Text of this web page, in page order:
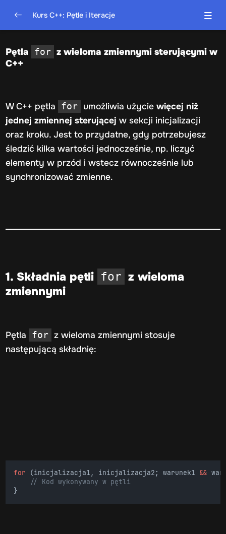
Pętla for – szczegółowe omówienie
Iterowanie po liczbach i tablicach
Pętla for z wieloma zmiennymi sterującymi
Zagnieżdżone pętle for
Pętle for w C++
Praktyczne projekty z wykorzystaniem pętli
Kurs C++: Pętle i Iteracje
Pętla for z wieloma zmiennymi sterującymi w
C++
W C++ pętla for umożliwia użycie więcej niż
jednej zmiennej sterującej w sekcji inicjalizacji
oraz kroku. Jest to przydatne, gdy potrzebujesz
śledzić kilka wartości jednocześnie, np. liczyć
elementy w przód i wstecz równocześnie lub
synchronizować zmienne.
1. Składnia pętli for z wieloma
zmiennymi
Pętla for z wieloma zmiennymi stosuje
następującą składnię:
for (inicjalizacja1, inicjalizacja2; warunek1 &&
    // Kod wykonywany w pętli
}